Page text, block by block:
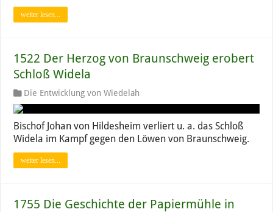
weiter lesen...
1522 Der Herzog von Braunschweig erobert
Schloß Widela
Die Entwicklung von Wiedelah
Bischof Johan von Hildesheim verliert u. a. das Schloß
Widela im Kampf gegen den Löwen von Braunschweig.
weiter lesen...
1755 Die Geschichte der Papiermühle in